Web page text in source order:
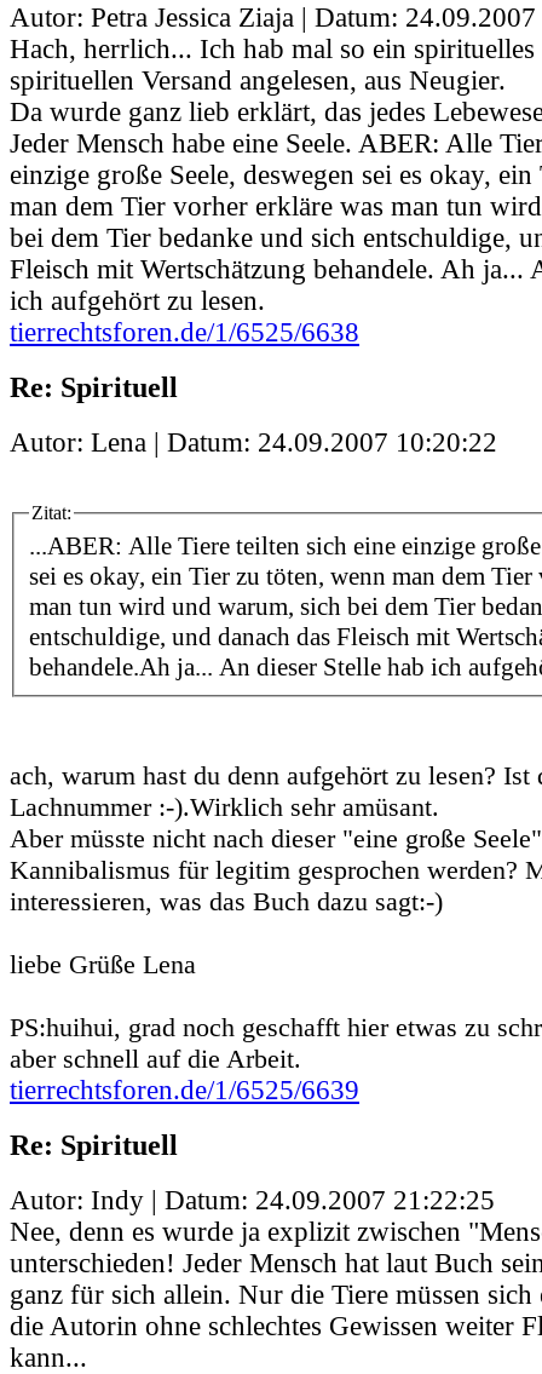
Autor: Petra Jessica Ziaja | Datum:
Hach, herrlich... Ich hab mal so ein
spirituellen Versand angelesen, aus Neugier.
Da wurde ganz lieb erklärt, das jedes
Jeder Mensch habe eine Seele. ABER: Alle
einzige große Seele, deswegen sei es okay,
man dem Tier vorher erkläre was man tun
bei dem Tier bedanke und sich entschuldige,
Fleisch mit Wertschätzung behandele. Ah ja...
ich aufgehört zu lesen.
tierrechtsforen.de/1/6525/6638
Re: Spirituell
Autor: Lena | Datum: 24.09.2007 10:20:22
Zitat:
...ABER: Alle Tiere teilten sich eine einzige große
sei es okay, ein Tier zu töten, wenn man dem
man tun wird und warum, sich bei dem Tier
entschuldige, und danach das Fleisch mit
behandele.Ah ja... An dieser Stelle hab ich
ach, warum hast du denn aufgehört zu lesen? Ist
Lachnummer :-).Wirklich sehr amüsant.
Aber müsste nicht nach dieser "eine große
Kannibalismus für legitim gesprochen werden?
interessieren, was das Buch dazu sagt:-)
liebe Grüße Lena
PS:huihui, grad noch geschafft hier etwas zu
aber schnell auf die Arbeit.
tierrechtsforen.de/1/6525/6639
Re: Spirituell
Autor: Indy | Datum: 24.09.2007 21:22:25
Nee, denn es wurde ja explizit zwischen
unterschieden! Jeder Mensch hat laut Buch
ganz für sich allein. Nur die Tiere müssen sich
die Autorin ohne schlechtes Gewissen weiter
kann...